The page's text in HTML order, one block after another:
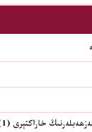
خاراكتېرى (1) شىئ…